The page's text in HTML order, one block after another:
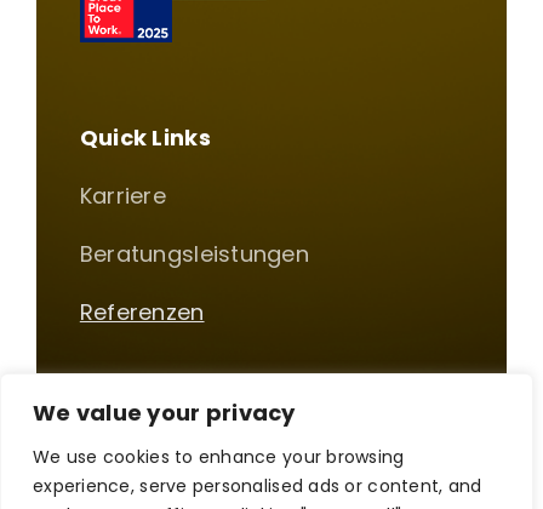
We value your privacy
We use cookies to enhance your browsing
experience, serve personalised ads or content, and
Quick Links
Karriere
Beratungsleistungen
Referenzen
Impressum Datenschutz
© Copyright 2012 - 2026 | Pentadoc AG | All Rights
Reserved